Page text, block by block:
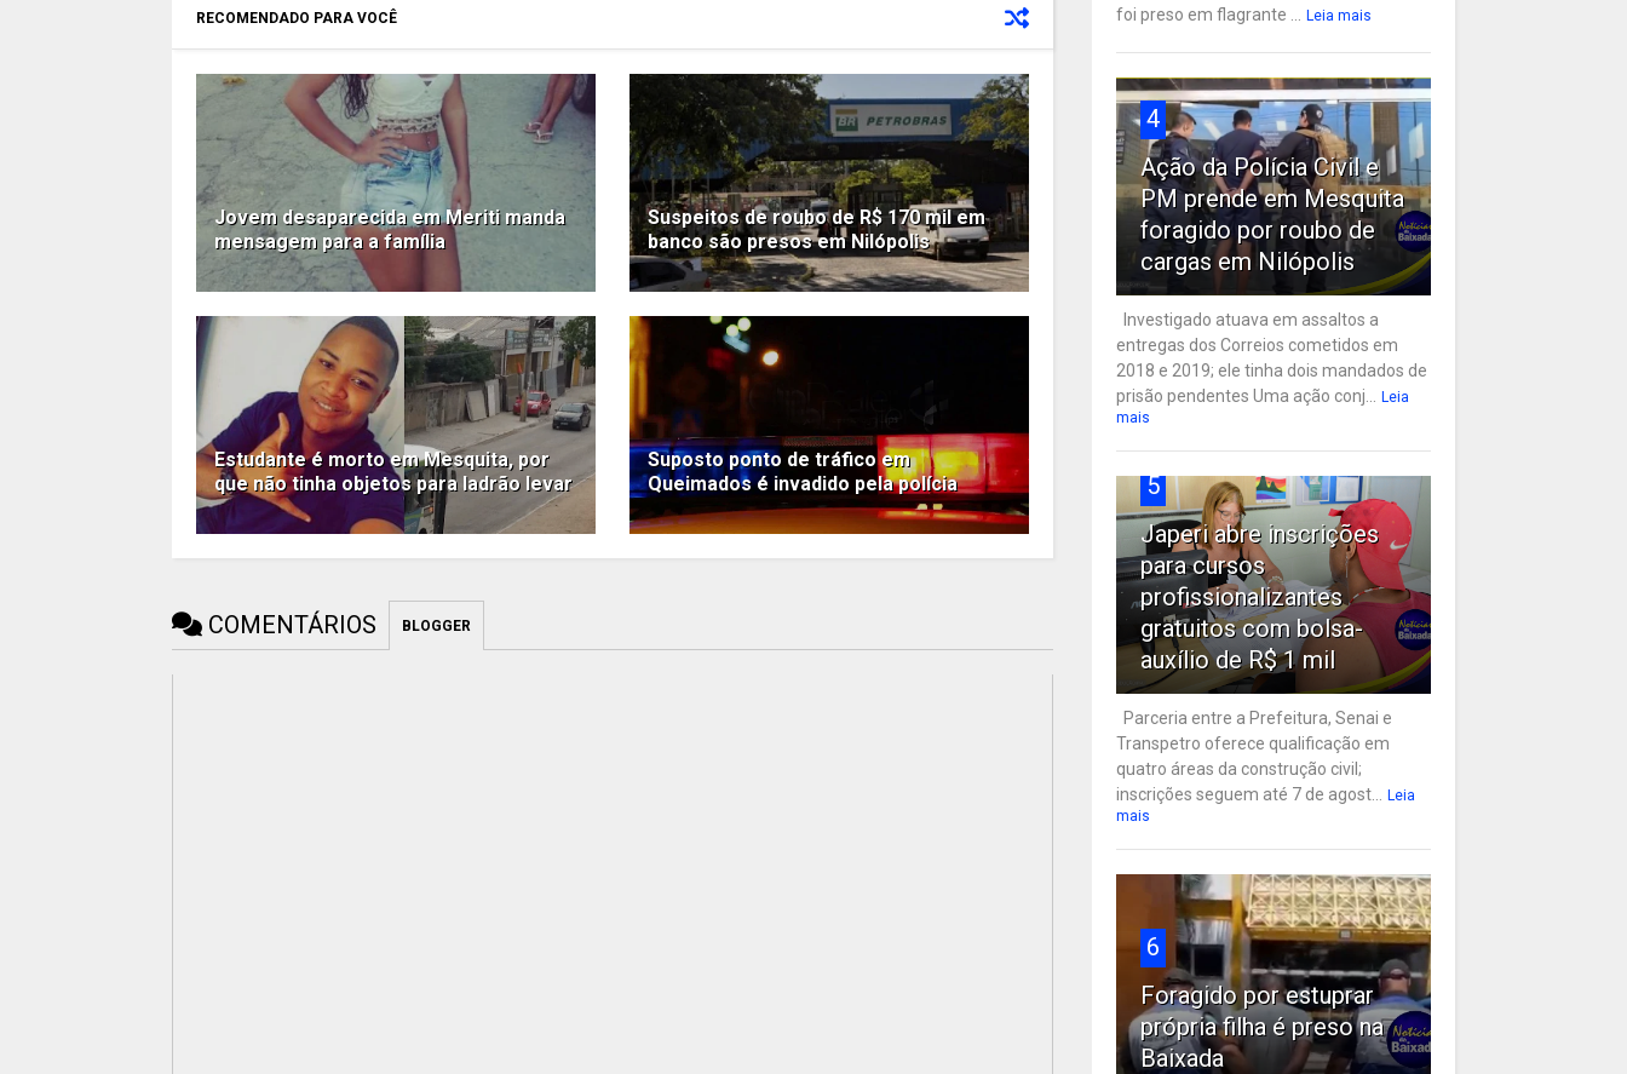
RECOMENDADO PARA VOCÊ
Jovem desaparecida em Meriti manda
mensagem para a família
Suspeitos de roubo de R$ 170 mil em
banco são presos em Nilópolis
Estudante é morto em Mesquita, por
que não tinha objetos para ladrão levar
Suposto ponto de tráfico em
Queimados é invadido pela polícia
COMENTÁRIOS BLOGGER
foi preso em flagrante ... Leia mais
4
Ação da Polícia Civil e
PM prende em Mesquita
foragido por roubo de
cargas em Nilópolis
Investigado atuava em assaltos a
entregas dos Correios cometidos em
2018 e 2019; ele tinha dois mandados de
prisão pendentes Uma ação conj... Leia
mais
5
Japeri abre inscrições
para cursos
profissionalizantes
gratuitos com bolsa-
auxílio de R$ 1 mil
Parceria entre a Prefeitura, Senai e
Transpetro oferece qualificação em
quatro áreas da construção civil;
inscrições seguem até 7 de agost... Leia
mais
6
Foragido por estuprar
própria filha é preso na
Baixada